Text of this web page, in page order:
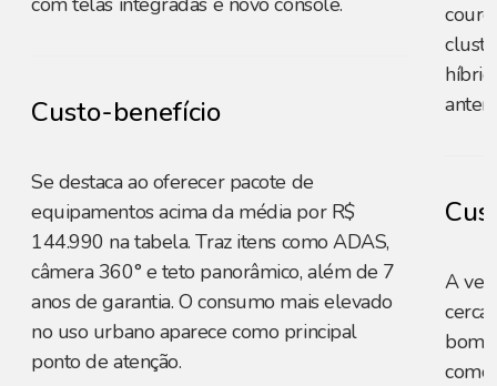
Custo-benefício
Se destaca ao oferecer pacote de
equipamentos acima da média por R$
144.990 na tabela. Traz itens como ADAS,
câmera 360° e teto panorâmico, além de 7
anos de garantia. O consumo mais elevado
no uso urbano aparece como principal
ponto de atenção.
A
cerca
bom
como